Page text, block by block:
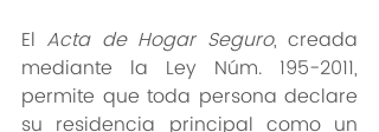
El Acta de Hogar Seguro, creada
mediante la Ley Núm. 195-2011,
permite que toda persona declare
su residencia principal como un